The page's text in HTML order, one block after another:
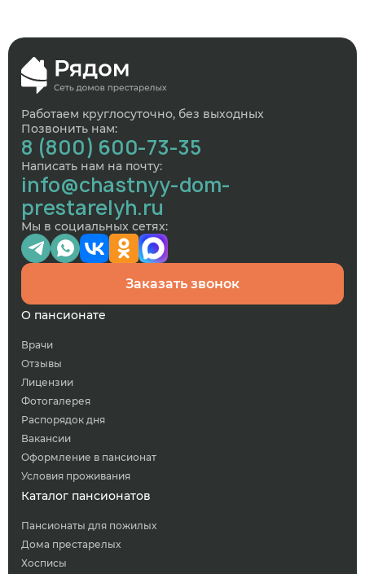
Работаем круглосуточно, без выходных
Позвонить нам:
8 (800) 600-73-35
Написать нам на почту:
info@chastnyy-dom-
prestarelyh.ru
Мы в социальных сетях:
Заказать звонок
О пансионате
Врачи
Отзывы
Лицензии
Фотогалерея
Распорядок дня
Вакансии
Оформление в пансионат
Условия проживания
Каталог пансионатов
Пансионаты для пожилых
Дома престарелых
Хосписы